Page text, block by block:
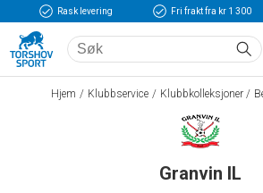
Rask levering Fri frakt fra kr 1 300
Hjem Klubbservice Klubbkolleksjoner
Granvin IL